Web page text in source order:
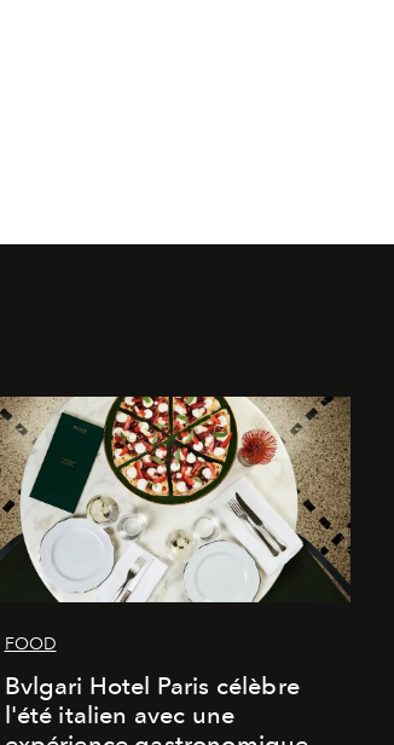
FOOD
Bvlgari Hotel Paris célèbre
l'été italien avec une